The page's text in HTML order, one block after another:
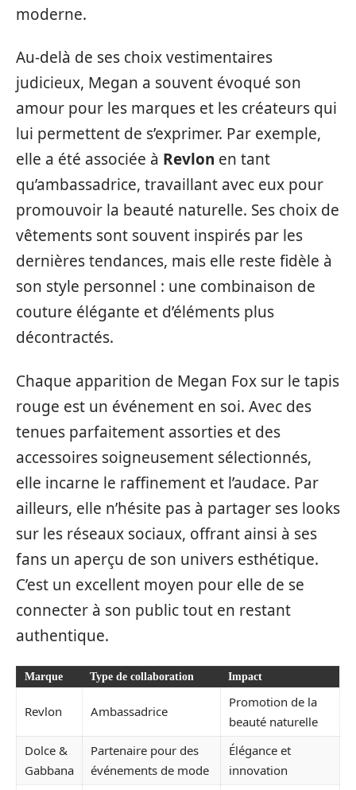
moderne.
Au-delà de ses choix vestimentaires
judicieux, Megan a souvent évoqué son
amour pour les marques et les créateurs qui
lui permettent de s’exprimer. Par exemple,
elle a été associée à Revlon en tant
qu’ambassadrice, travaillant avec eux pour
promouvoir la beauté naturelle. Ses choix de
vêtements sont souvent inspirés par les
dernières tendances, mais elle reste fidèle à
son style personnel : une combinaison de
couture élégante et d’éléments plus
décontractés.
Chaque apparition de Megan Fox sur le tapis
rouge est un événement en soi. Avec des
tenues parfaitement assorties et des
accessoires soigneusement sélectionnés,
elle incarne le raffinement et l’audace. Par
ailleurs, elle n’hésite pas à partager ses looks
sur les réseaux sociaux, offrant ainsi à ses
fans un aperçu de son univers esthétique.
C’est un excellent moyen pour elle de se
connecter à son public tout en restant
authentique.
Marque Type de collaboration Impact
Revlon Ambassadrice
Promotion de la
beauté naturelle
Dolce &
Gabbana
Partenaire pour des
événements de mode
Élégance et
innovation